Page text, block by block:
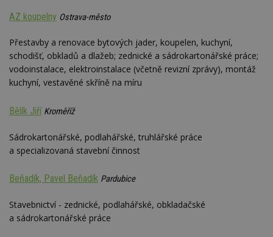
AZ koupelny Ostrava-město
Přestavby a renovace bytových jader, koupelen, kuchyní,
schodišť, obkladů a dlažeb; zednické a sádrokartonářské práce;
vodoinstalace, elektroinstalace (včetně revizní zprávy), montáž
kuchyní, vestavěné skříně na míru
Bělík Jiří Kroměříž
Sádrokartonářské, podlahářské, truhlářské práce
a specializovaná stavební činnost
Beňadík, Pavel Beňadík Pardubice
Stavebnictví - zednické, podlahářské, obkladačské
a sádrokartonářské práce